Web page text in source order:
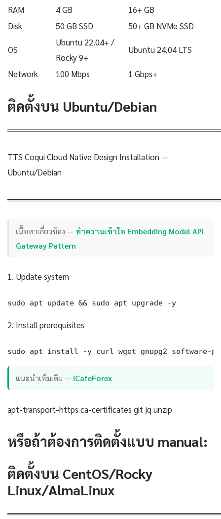
RAM 4 GB
16+ GB
Disk
50 GB SSD 50+ GB NVMe SSD
OS
Ubuntu 22.04+ /
Rocky 9+
Ubuntu 24.04 LTS
Network 100 Mbps 1 Gbps+
ติดตั้งบน Ubuntu/Debian
TTS Coqui Cloud Native Design Installation —
Ubuntu/Debian
เนื้อหาเกี่ยวข้อง — ทำความเข้าใจ Embedding Model API
Gateway Pattern
1. Update system
sudo apt update && sudo apt upgrade -y
2. Install prerequisites
sudo apt install -y curl wget gnupg2 software-
แนะนำเพิ่มเติม — iCafeForex
apt-transport-https ca-certificates git jq unzip
หรือถ้าต้องการติดตั้งแบบ manual:
ติดตั้งบน CentOS/Rocky
Linux/AlmaLinux